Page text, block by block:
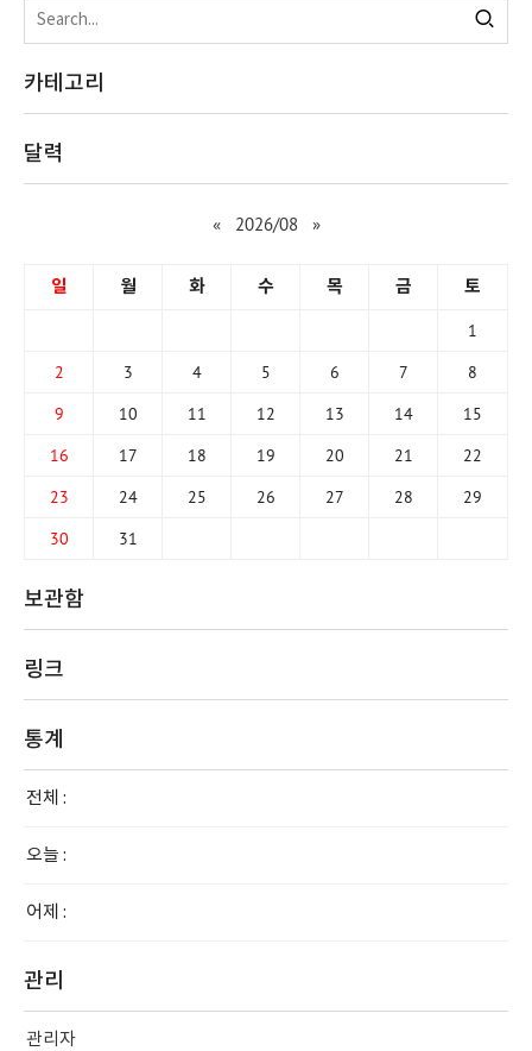
카테고리
달력
« 2026/08 »
일 월 화 수 목 금 토
1
2
3 4 5 6 7
8
9
10 11 12 13 14
15
16
17 18 19 20 21
22
23
24 25 26 27 28
29
30
31
보관함
링크
통계
전체 :
오늘 :
어제 :
관리
관리자